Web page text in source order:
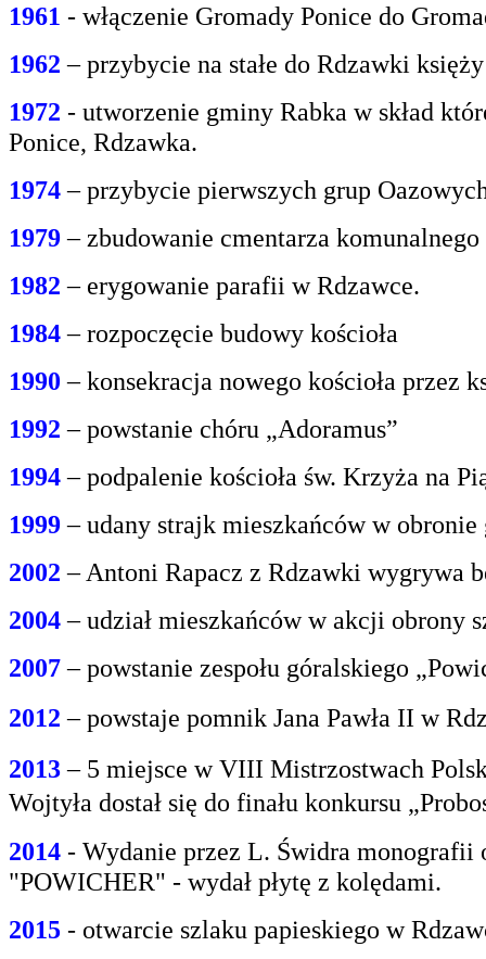
1961 - włączenie Gromady Ponice do
1962 – przybycie na stałe do Rdzawki
1972 - utworzenie gminy Rabka w skład
Ponice, Rdzawka.
1974 – przybycie pierwszych grup
1979– zbudowanie cmentarza
1982 – erygowanie parafii w Rdzawce.
1984– rozpoczęcie budowy kościoła
1990 – konsekracja nowego kościoła przez
1992 – powstanie chóru „Adoramus”
1994– podpalenie kościoła św. Krzyża na
1999– udany strajk mieszkańców w
2002 – Antoni Rapacz z Rdzawki wygrywa
2004– udział mieszkańców w akcji obrony
2007– powstanie zespołu góralskiego
2012 – powstaje pomnik Jana Pawła II w
2013– 5 miejsce w VIII Mistrzostwach
Wojtyła dostał się do finału konkursu
2014 - Wydanie przez L. Świdra monografii
"POWICHER" - wydał płytę z kolędami.
2015 - otwarcie szlaku papieskiego w